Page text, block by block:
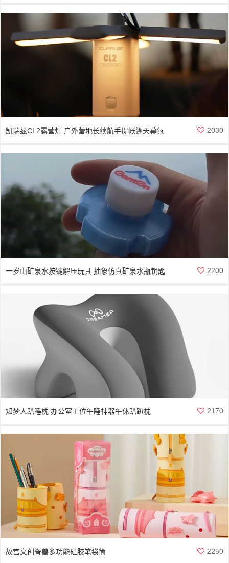
凯瑞兹CL2露营灯 户外营地长续航手提帐篷天幕氛 2030
一岁山矿泉水按键解压玩具 抽象仿真矿泉水瓶钥匙 2200
知梦人趴睡枕 办公室工位午睡神器午休趴趴枕 2170
故宫文创脊兽多功能硅胶笔袋筒 2250